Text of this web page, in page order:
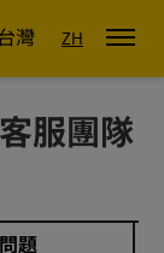
灣 ZH
服團隊
題